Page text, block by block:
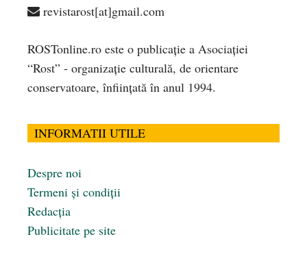
revistarost[at]gmail.com
ROSTonline.ro este o publicaţie a Asociaţiei
“Rost” - organizaţie culturală, de orientare
conservatoare, înfiinţată în anul 1994.
INFORMATII UTILE
Despre noi
Termeni și condiții
Redacția
Publicitate pe site